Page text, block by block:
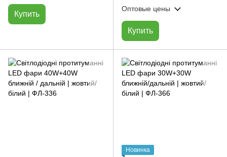
Купить
Оптовые цены
Купить
Новинка